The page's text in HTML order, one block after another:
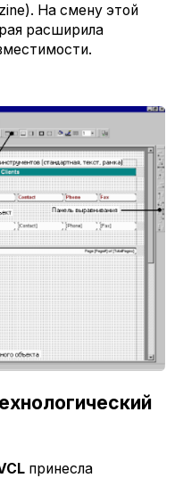
На смену этой
расширила
принесла